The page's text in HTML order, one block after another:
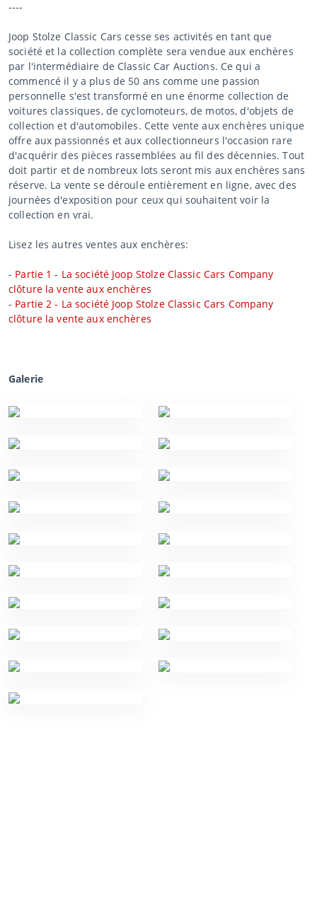
----
Joop Stolze Classic Cars cesse ses activités en tant que
société et la collection complète sera vendue aux enchères
par l'intermédiaire de Classic Car Auctions. Ce qui a
commencé il y a plus de 50 ans comme une passion
personnelle s'est transformé en une énorme collection de
voitures classiques, de cyclomoteurs, de motos, d'objets de
collection et d'automobiles. Cette vente aux enchères unique
offre aux passionnés et aux collectionneurs l'occasion rare
d'acquérir des pièces rassemblées au fil des décennies. Tout
doit partir et de nombreux lots seront mis aux enchères sans
réserve. La vente se déroule entièrement en ligne, avec des
journées d'exposition pour ceux qui souhaitent voir la
collection en vrai.
Lisez les autres ventes aux enchères:
- Partie 1 - La société Joop Stolze Classic Cars Company
clôture la vente aux enchères
- Partie 2 - La société Joop Stolze Classic Cars Company
clôture la vente aux enchères
Galerie